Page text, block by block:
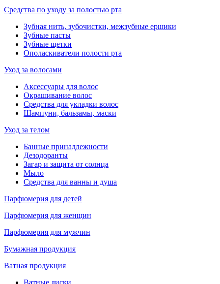
Средства по уходу за полостью рта
Зубная нить, зубочистки, межзубные ершики
Зубные пасты
Зубные щетки
Ополаскиватели полости рта
Уход за волосами
Аксессуары для волос
Окрашивание волос
Средства для укладки волос
Шампуни, бальзамы, маски
Уход за телом
Банные принадлежности
Дезодоранты
Загар и защита от солнца
Мыло
Средства для ванны и душа
Парфюмерия для детей
Парфюмерия для женщин
Парфюмерия для мужчин
Бумажная продукция
Ватная продукция
Ватные диски